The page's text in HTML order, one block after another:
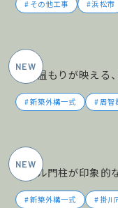
その他工事 浜松市
木の温もりが映える
新築外構一式 周智
タイル門柱が印象的
新築外構一式 掛川